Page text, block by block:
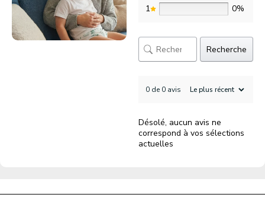
1
0%
Recherche
0 de 0 avis
Désolé, aucun avis ne
correspond à vos sélections
actuelles